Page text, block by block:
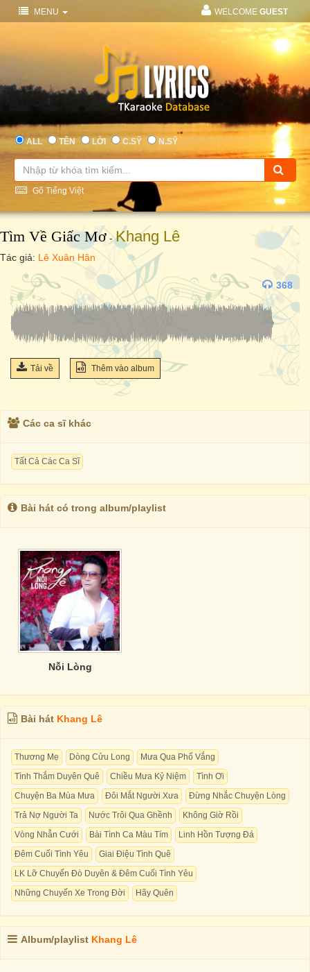
MENU WELCOME GUEST
ALL TÊN LỜI C.SỸ N.SỸ
Gõ Tiếng Việt
Tìm Về Giấc Mơ -Khang Lê
Tác giả: Lê Xuân Hân
368
Tải về Thêm vào album
Các ca sĩ khác
Tất Cả Các Ca Sĩ
Bài hát có trong album/playlist
Nỗi Lòng
Bài hát Khang Lê
Thương Mẹ Dòng Cửu Long
Mưa Qua Phố Vắng
Tình Thắm Duyên Quê
Chiều Mưa Kỷ Niệm
Tình Ơi
Chuyện Ba Mùa Mưa
Đôi Mắt Người Xưa
Đừng Nhắc Chuyện Lòng
Trả Nợ Người Ta
Nước Trôi Qua Ghềnh
Không Giờ Rồi
Vòng Nhẫn Cưới
Bài Tình Ca Màu Tím
Linh Hồn Tượng Đá
Đêm Cuối Tình Yêu
Giai Điệu Tình Quê
LK Lỡ Chuyến Đò Duyên & Đêm Cuối Tình Yêu
Những Chuyến Xe Trong Đời
Hãy Quên
Album/playlist Khang Lê